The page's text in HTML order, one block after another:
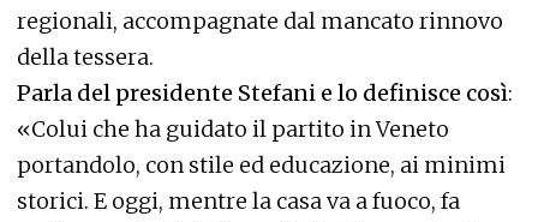
regionali, accompagnate dal mancato rinnovo
della tessera.
Parla del presidente Stefani e lo definisce così:
«Colui che ha guidato il partito in Veneto
portandolo, con stile ed educazione, ai minimi
storici. E oggi, mentre la casa va a fuoco, fa